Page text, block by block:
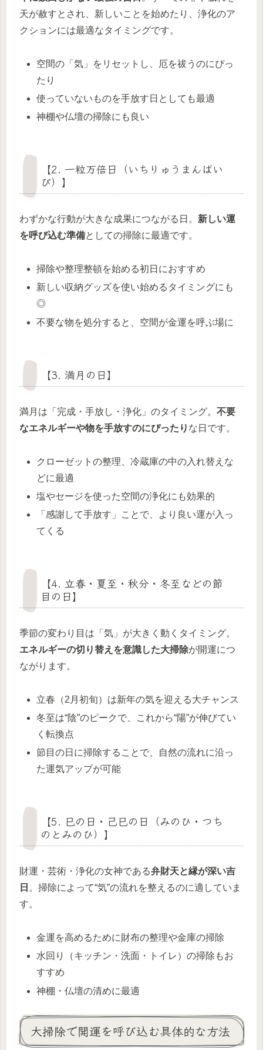
天が赦すとされ、新しいことを始めたり、浄化のア
クションには最適なタイミングです。
空間の「気」をリセットし、厄を祓うのにぴっ
たり
使っていないものを手放す日としても最適
神棚や仏壇の掃除にも良い
【2. 一粒万倍日（いちりゅうまんばい
び）】
わずかな行動が大きな成果につながる日。 新しい運
を呼び込む準備としての掃除に最適です。
掃除や整理整頓を始める初日におすすめ
新しい収納グッズを使い始めるタイミングにも
◎
不要な物を処分すると、空間が金運を呼ぶ場に
【3. 満月の日】
満月は「完成・手放し・浄化」のタイミング。 不要
なエネルギーや物を手放すのにぴったり な日です。
クローゼットの整理、冷蔵庫の中の入れ替えな
どに最適
塩やセージを使った空間の浄化にも効果的
「感謝して手放す」ことで、より良い運が入っ
てくる
【4. 立春・夏至・秋分・冬至などの節
目の日】
季節の変わり目は「気」が大きく動くタイミング。
エネルギーの切り替えを意識した大掃除が開運につ
ながります。
立春（2月初旬）は新年の気を迎える大チャンス
冬至は“陰”のピークで、これから“陽”が伸びてい
く転換点
節目の日に掃除することで、自然の流れに沿っ
た運気アップが可能
【5. 巳の日・己巳の日（みのひ・つち
のとみのひ）】
財運・芸術・浄化の女神である弁財天と縁が深い吉
日 。掃除によって“気”の流れを整えるのに適していま
す。
金運を高めるために財布の整理や金庫の掃除
水回り（キッチン・洗面・トイレ）の掃除もお
すすめ
神棚・仏壇の清めに最適
大掃除で開運を呼び込む具体的な方法